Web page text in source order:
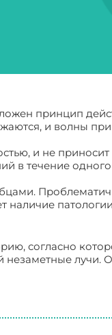
принцип
и волны
и не
в течение
согласно
незаметные лучи.